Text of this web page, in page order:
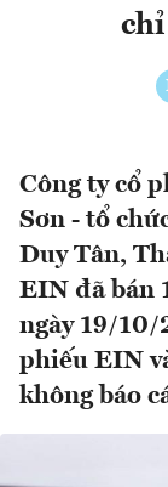
Công ty cổ
Sơn - tổ
Duy Tân,
EIN đã bán
ngày 19/10/
phiếu EIN
không báo